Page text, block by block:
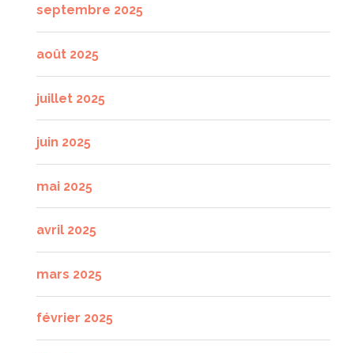
septembre 2025
août 2025
juillet 2025
juin 2025
mai 2025
avril 2025
mars 2025
février 2025